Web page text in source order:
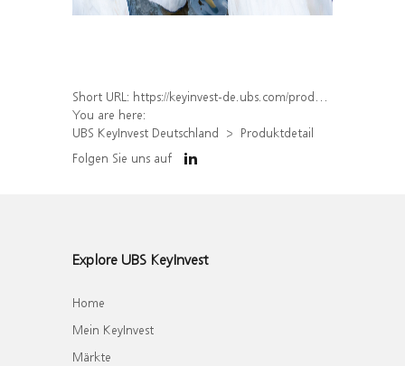
Short URL: https://keyinvest-de.ubs.com/produkt/detail/index/isin/DE000WA8H5K1
You are here:
UBS KeyInvest Deutschland
Produktdetail
Folgen Sie uns auf
Explore UBS KeyInvest
Home
Mein KeyInvest
Märkte